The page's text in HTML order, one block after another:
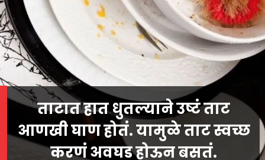
ताटात हात धुतल्याने उष्टं ताट
आणखी घाण होतं. यामुळे ताट स्वच्छ